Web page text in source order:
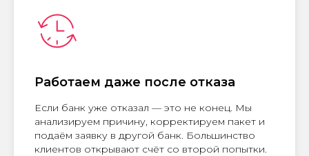
Работаем даже после отказа
Если банк уже отказал — это не конец. Мы
анализируем причину, корректируем пакет и
подаём заявку в другой банк. Большинство
клиентов открывают счёт со второй попытки.